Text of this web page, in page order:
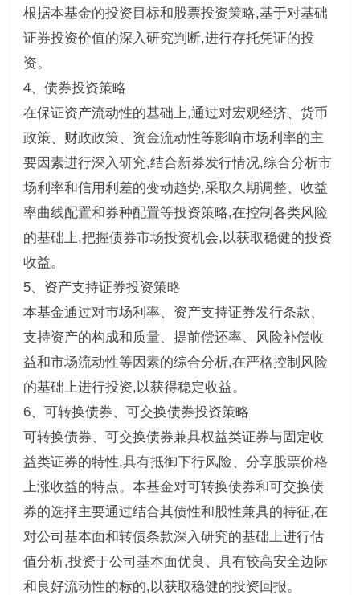
根据本基金的投资目标和股票投资策略,基于对基础
证券投资价值的深入研究判断,进行存托凭证的投
资。
4、债券投资策略
在保证资产流动性的基础上,通过对宏观经济、货币
政策、财政政策、资金流动性等影响市场利率的主
要因素进行深入研究,结合新券发行情况,综合分析市
场利率和信用利差的变动趋势,采取久期调整、收益
率曲线配置和券种配置等投资策略,在控制各类风险
的基础上,把握债券市场投资机会,以获取稳健的投资
收益。
5、资产支持证券投资策略
本基金通过对市场利率、资产支持证券发行条款、
支持资产的构成和质量、提前偿还率、风险补偿收
益和市场流动性等因素的综合分析,在严格控制风险
的基础上进行投资,以获得稳定收益。
6、可转换债券、可交换债券投资策略
可转换债券、可交换债券兼具权益类证券与固定收
益类证券的特性,具有抵御下行风险、分享股票价格
上涨收益的特点。本基金对可转换债券和可交换债
券的选择主要通过结合其债性和股性兼具的特征,在
对公司基本面和转债条款深入研究的基础上进行估
值分析,投资于公司基本面优良、具有较高安全边际
和良好流动性的标的,以获取稳健的投资回报。